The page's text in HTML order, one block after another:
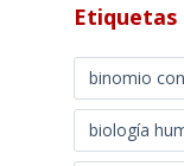
Etiquetas
binomio
biología